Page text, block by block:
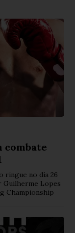
combate
ringue no dia 26
Guilherme Lopes
Championship